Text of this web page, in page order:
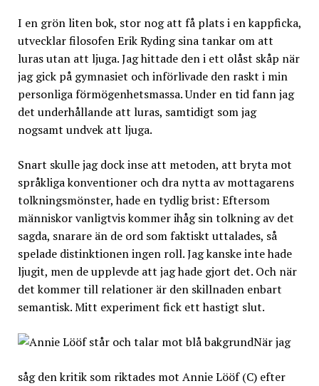
I en grön liten bok, stor nog att få plats i en kappficka,
utvecklar filosofen Erik Ryding sina tankar om att
luras utan att ljuga. Jag hittade den i ett olåst skåp när
jag gick på gymnasiet och införlivade den raskt i min
personliga förmögenhetsmassa. Under en tid fann jag
det underhållande att luras, samtidigt som jag
nogsamt undvek att ljuga.
Snart skulle jag dock inse att metoden, att bryta mot
språkliga konventioner och dra nytta av mottagarens
tolkningsmönster, hade en tydlig brist: Eftersom
människor vanligtvis kommer ihåg sin tolkning av det
sagda, snarare än de ord som faktiskt uttalades, så
spelade distinktionen ingen roll. Jag kanske inte hade
ljugit, men de upplevde att jag hade gjort det. Och när
det kommer till relationer är den skillnaden enbart
semantisk. Mitt experiment fick ett hastigt slut.
När jag
såg den kritik som riktades mot Annie Lööf (C) efter